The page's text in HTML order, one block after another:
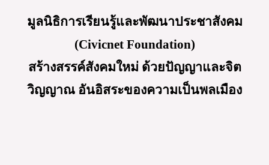
(Civicnet Foundation)
สร้างสรรค์สังคมใหม่ ด้วยปัญญาและจิต
วิญญาณ อันอิสระของความเป็นพลเมือง